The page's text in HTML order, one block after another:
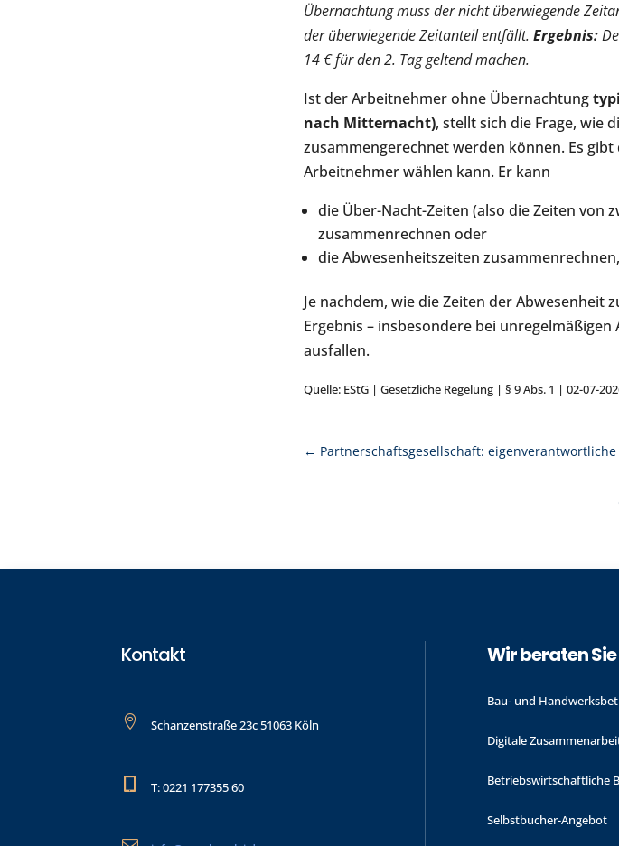
Übernachtung muss der nicht überwiegende
der überwiegende Zeitanteil entfällt. Ergebnis:
14 € für den 2. Tag geltend machen.
Ist der Arbeitnehmer ohne Übernachtung
nach Mitternacht), stellt sich die Frage, wie
zusammengerechnet werden können. Es
Arbeitnehmer wählen kann. Er kann
die Über-Nacht-Zeiten (also die Zeiten von
zusammenrechnen oder
die Abwesenheitszeiten
Je nachdem, wie die Zeiten der Abwesenheit
Ergebnis – insbesondere bei
ausfallen.
Quelle: EStG | Gesetzliche Regelung | § 9 Abs. 1 | 02-07-
← Partnerschaftsgesellschaft:
Kontakt
 Schanzenstraße 23c 51063 Köln
 T: 0221 177355 60
Wir beraten
Bau- und
Digitale
Betriebswirtschaftliche
Selbstbucher-Angebot